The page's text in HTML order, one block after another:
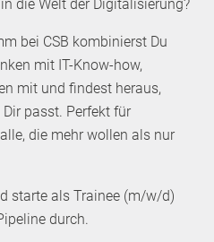
die Welt der Digitalisierung?
bei CSB kombinierst Du
mit IT-Know-how,
mit und findest heraus,
passt. Perfekt für
die mehr wollen als nur
starte als Trainee (m/w/d)
durch.